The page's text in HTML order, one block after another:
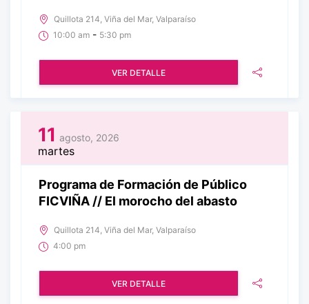
Quillota 214, Viña del Mar, Valparaíso
10:00 am - 5:30 pm
VER DETALLE
11 agosto, 2026
martes
Programa de Formación de Público
FICVIÑA // El morocho del abasto
Quillota 214, Viña del Mar, Valparaíso
4:00 pm
VER DETALLE